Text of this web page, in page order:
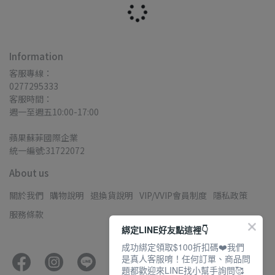
Information
客服專線：
0277295333
客服時間：
週一至週五10:00-17:00
蘋果蘇菲國際企業
統一編號:31722072
About us
關於我們 購物說明 退換貨說明 VIP/VVIP會員制度 隱私政策
服務條款
綁定LINE好友點這裡👇
成功綁定領取$100折扣碼❤️我們
是真人客服唷！任何訂單、商品問
題都歡迎來LINE找小幫手詢問🥰